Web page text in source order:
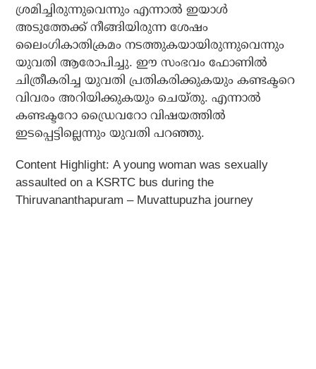
ശ്രമിച്ചിരുന്നുവെന്നും എന്നാല്‍ ഇയാള്‍
അടുത്തേക്ക് നീങ്ങിയിരുന്ന ശേഷം
ലൈംഗികാതിക്രമം നടത്തുകയായിരുന്നുവെന്നും
യുവതി ആരോപിച്ചു. ഈ സംഭവം ഫോണില്‍
ചിത്രീകരിച്ച യുവതി പ്രതികരിക്കുകയും കണ്ടക്ടറെ
വിവരം അറിയിക്കുകയും ചെയ്തു. എന്നാല്‍
കണ്ടക്ടറോ ഡ്രൈവറോ വിഷയത്തില്‍
ഇടപ്പെട്ടില്ലെന്നും യുവതി പറഞ്ഞു.
Content Highlight: A young woman was sexually
assaulted on a KSRTC bus during the
Thiruvananthapuram – Muvattupuzha journey